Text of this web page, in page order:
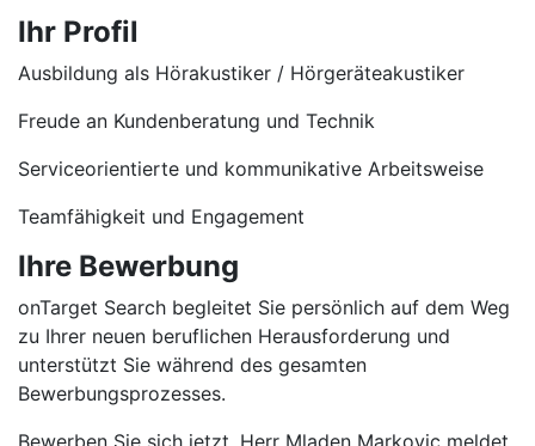
Ihr Profil
Ausbildung als Hörakustiker / Hörgeräteakustiker
Freude an Kundenberatung und Technik
Serviceorientierte und kommunikative Arbeitsweise
Teamfähigkeit und Engagement
Ihre Bewerbung
onTarget Search begleitet Sie persönlich auf dem Weg
zu Ihrer neuen beruflichen Herausforderung und
unterstützt Sie während des gesamten
Bewerbungsprozesses.
Bewerben Sie sich jetzt. Herr Mladen Markovic meldet